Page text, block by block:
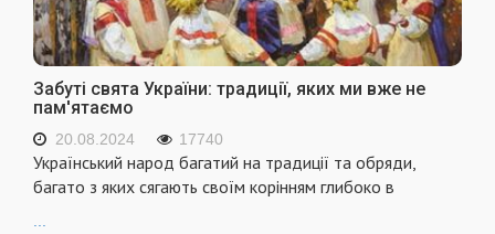
Забуті свята України: традиції, яких ми вже не
пам'ятаємо
20.08.2024 17740
Український народ багатий на традиції та обряди,
багато з яких сягають своїм корінням глибоко в
...